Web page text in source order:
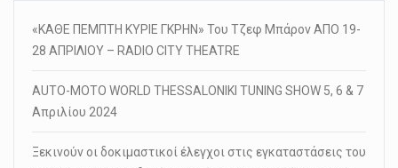
«ΚΑΘΕ ΠΕΜΠΤΗ ΚΥΡΙΕ ΓΚΡΗΝ» Του Τζεφ Μπάρον ΑΠΟ 19-
28 ΑΠΡΙΛΙΟΥ – RADIO CITY THEATRE
AUTO-MOTO WORLD THESSALONIKI TUNING SHOW 5, 6 & 7
Απριλίου 2024
Ξεκινούν οι δοκιμαστικοί έλεγχοι στις εγκαταστάσεις του